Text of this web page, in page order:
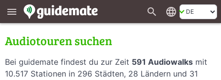
menu search language
Audiotouren suchen
Bei guidemate findest du zur Zeit 591 Audiowalks mit
10.517 Stationen in 296 Städten, 28 Ländern und 31